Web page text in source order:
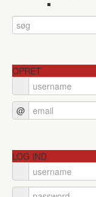
OPRET
@
LOG IND